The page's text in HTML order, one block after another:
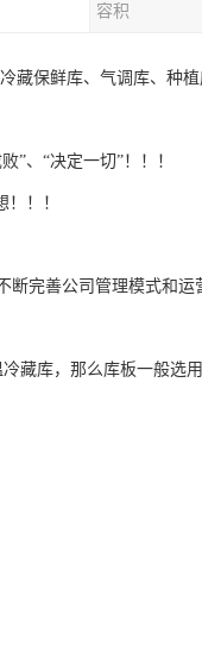
容积
藏保鲜库、气调库、种
”、“决定一切”！！！
！！
完善公司管理模式和
藏库，那么库板一般选